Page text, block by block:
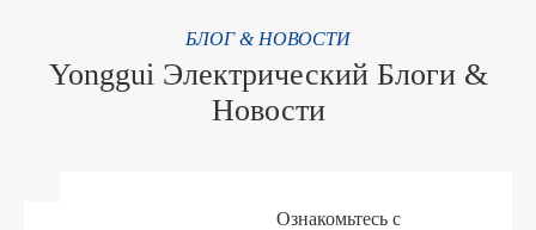
БЛОГ & НОВОСТИ
Yonggui Электрический Блоги &
Новости
Ознакомьтесь с